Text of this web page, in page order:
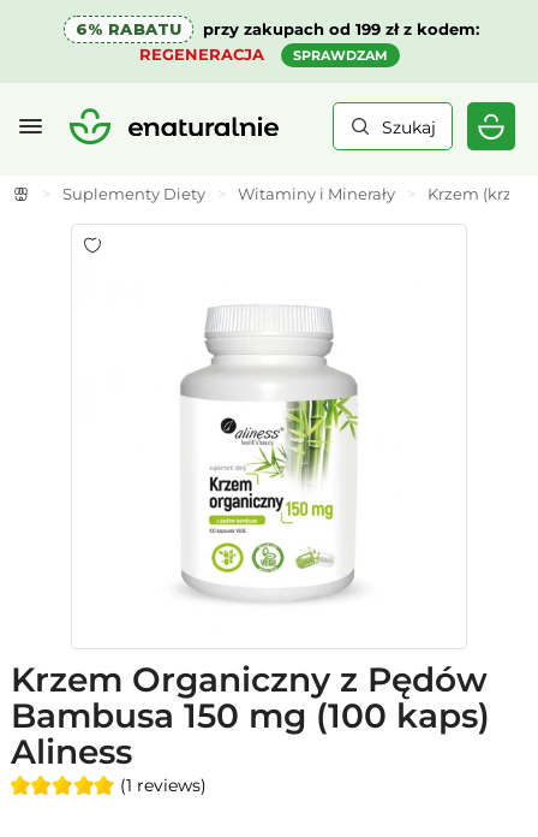
6% RABATU
przy zakupach od 199 zł z kodem:
REGENERACJA
SPRAWDZAM
Szukaj
> Suplementy Diety > Witaminy i Minerały > Krzem
Krzem Organiczny z Pędów
Bambusa 150 mg (100 kaps)
Aliness
(1 reviews)